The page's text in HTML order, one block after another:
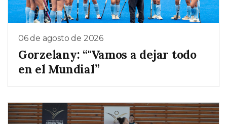
06 de agosto de 2026
Gorzelany: “"Vamos a dejar todo
en el Mundial”